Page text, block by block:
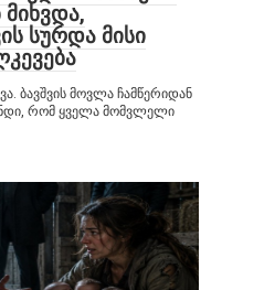
სურდა მისი
ბავშვის მოვლა ჩამწერიდან
რომ ყველა მომვლელი